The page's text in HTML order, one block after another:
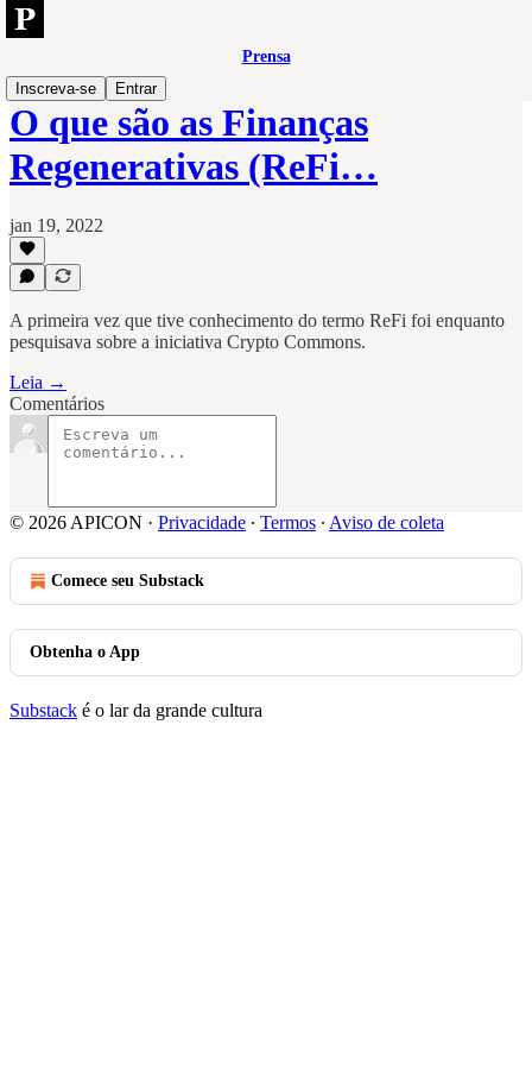
Prensa
Inscreva-se
Entrar
O que são as Finanças
Regenerativas (ReFi…
jan 19, 2022
A primeira vez que tive conhecimento do termo ReFi foi enquanto
pesquisava sobre a iniciativa Crypto Commons.
Leia →
Comentários
© 2026 APICON · Privacidade ∙ Termos ∙ Aviso de coleta
Comece seu Substack
Obtenha o App
Substack é o lar da grande cultura